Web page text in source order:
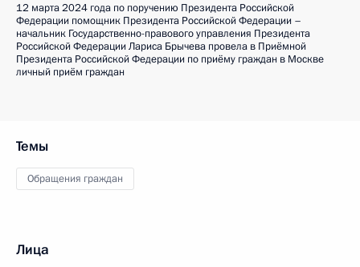
12 марта 2024 года по поручению Президента Российской
Федерации помощник Президента Российской Федерации –
начальник Государственно-правового управления Президента
Российской Федерации Лариса Брычева провела в Приёмной
Президента Российской Федерации по приёму граждан в Москве
личный приём граждан
Темы
Обращения граждан
Лица